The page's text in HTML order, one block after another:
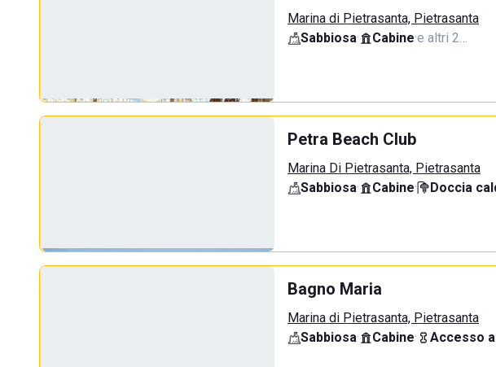
Marina di Pietrasanta, Pietrasanta
Sabbiosa· Cabine·e altri 2…
Petra Beach Club
Marina Di Pietrasanta, Pietrasanta
Sabbiosa· Cabine· Doccia
Bagno Maria
Marina di Pietrasanta, Pietrasanta
Sabbiosa· Cabine· Accesso